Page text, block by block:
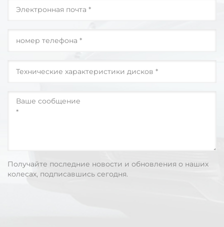
Получайте последние новости и обновления о наших
колесах, подписавшись сегодня.